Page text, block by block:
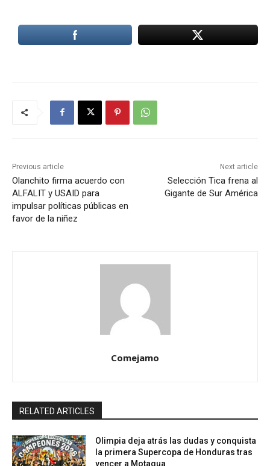
Previous article
Olanchito firma acuerdo con
ALFALIT y USAID para
impulsar políticas públicas en
favor de la niñez
Next article
Selección Tica frena al
Gigante de Sur América
Comejamo
RELATED ARTICLES
Olimpia deja atrás las dudas y conquista
la primera Supercopa de Honduras tras
vencer a Motagua